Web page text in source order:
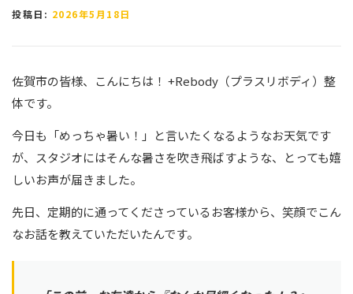
投稿日: 2026年5月18日
佐賀市の皆様、こんにちは！ +Rebody（プラスリボディ）整
体です。
今日も「めっちゃ暑い！」と言いたくなるようなお天気です
が、スタジオにはそんな暑さを吹き飛ばすような、とっても嬉
しいお声が届きました。
先日、定期的に通ってくださっているお客様から、笑顔でこん
なお話を教えていただいたんです。